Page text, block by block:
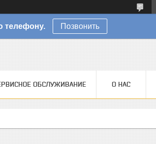
телефону. Позвонить
ОБСЛУЖИВАНИЕ О НАС